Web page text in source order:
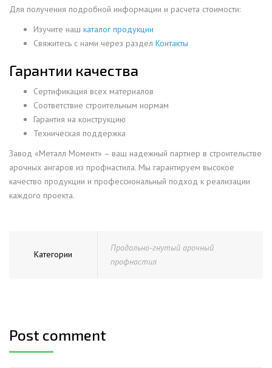
Для получения подробной информации и расчета стоимости:
Изучите наш каталог продукции
Свяжитесь с нами через раздел Контакты
Гарантии качества
Сертификация всех материалов
Соответствие строительным нормам
Гарантия на конструкцию
Техническая поддержка
Завод «Металл Момент» – ваш надежный партнер в строительстве
арочных ангаров из профнастила. Мы гарантируем высокое
качество продукции и профессиональный подход к реализации
каждого проекта.
Категории
Продольно-гнутый арочный
профнастил
Post comment